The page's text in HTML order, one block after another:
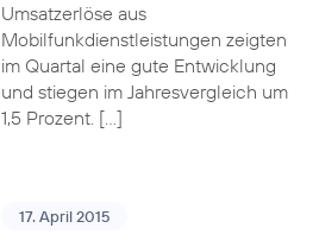
Umsatzerlöse aus
Mobilfunkdienstleistungen zeigten
im Quartal eine gute Entwicklung
und stiegen im Jahresvergleich um
1,5 Prozent. […]
17. April 2015